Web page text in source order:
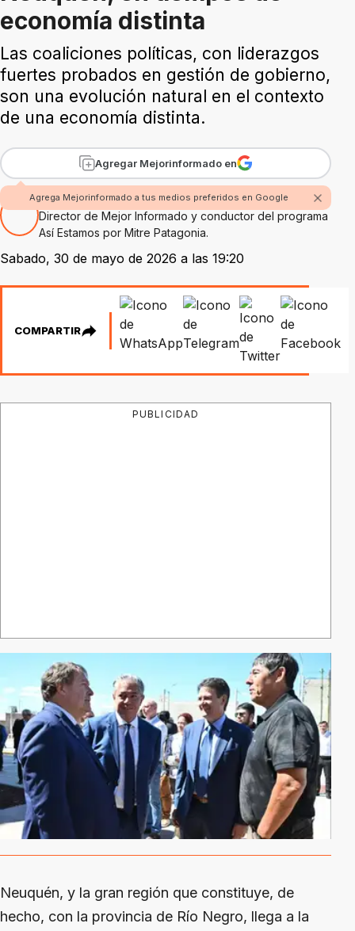
economía distinta
Las coaliciones políticas, con liderazgos
fuertes probados en gestión de gobierno,
son una evolución natural en el contexto
de una economía distinta.
Agregar Mejorinformado en
Agrega Mejorinformado a tus medios preferidos en Google
Por Rubén Boggi
Director de Mejor Informado y conductor del programa
Así Estamos por Mitre Patagonia.
Sabado, 30 de mayo de 2026 a las 19:20
COMPARTIR
PUBLICIDAD
Neuquén, y la gran región que constituye, de
hecho, con la provincia de Río Negro, llega a la